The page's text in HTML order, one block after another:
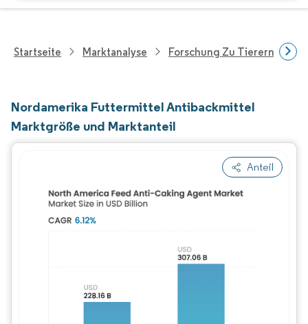
Startseite Marktanalyse Forschung Zu
Nordamerika Futtermittel Antibackmittel
Marktgröße und Marktanteil
Anteil